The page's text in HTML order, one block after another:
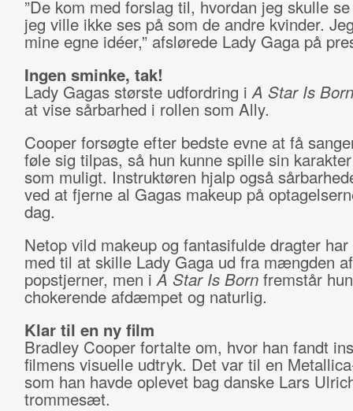
”De kom med forslag til, hvordan jeg skulle
jeg ville ikke ses på som de andre kvinder.
mine egne idéer,” afslørede Lady Gaga på
Ingen sminke, tak!
Lady Gagas største udfordring iA Star Is Born
at vise sårbarhed i rollen som Ally.
Cooper forsøgte efter bedste evne at få
føle sig tilpas, så hun kunne spille sin
som muligt. Instruktøren hjalp også
ved at fjerne al Gagas makeup på
dag.
Netop vild makeup og fantasifulde dragter
med til at skille Lady Gaga ud fra mængden af
popstjerner, men iA Star Is Bornfremstår
chokerende afdæmpet og naturlig.
Klar til en ny film
Bradley Cooper fortalte om, hvor han fandt
filmens visuelle udtryk. Det var til en
som han havde oplevet bag danske Lars
trommesæt.